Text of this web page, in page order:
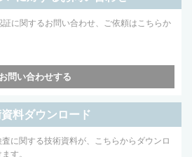
証に関するお問い合わせ、ご依頼はこちらか
お問い合わせする
料ダウンロード
に関する技術資料が、こちらからダウンロ
す。